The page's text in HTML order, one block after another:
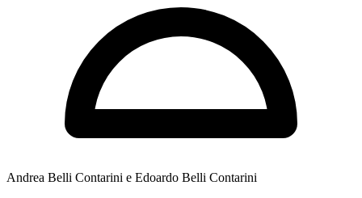
Andrea Belli Contarini e Edoardo Belli Contarini